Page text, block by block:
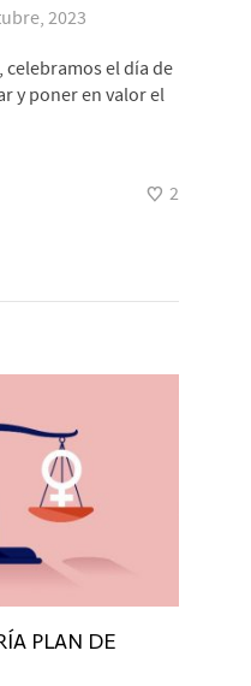
2023
celebramos el día de
y poner en valor el
2
PLAN DE